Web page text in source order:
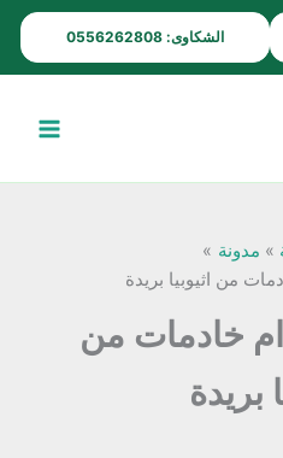
الشكاوى: 0556262808
مدونة
من اثيوبيا بريدة
خادمات من
بريدة